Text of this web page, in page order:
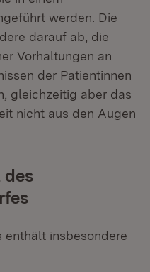
werden. Die
darauf ab, die
Vorhaltungen an
der Patientinnen
gleichzeitig aber das
nicht aus den Augen
des
enthält insbesondere